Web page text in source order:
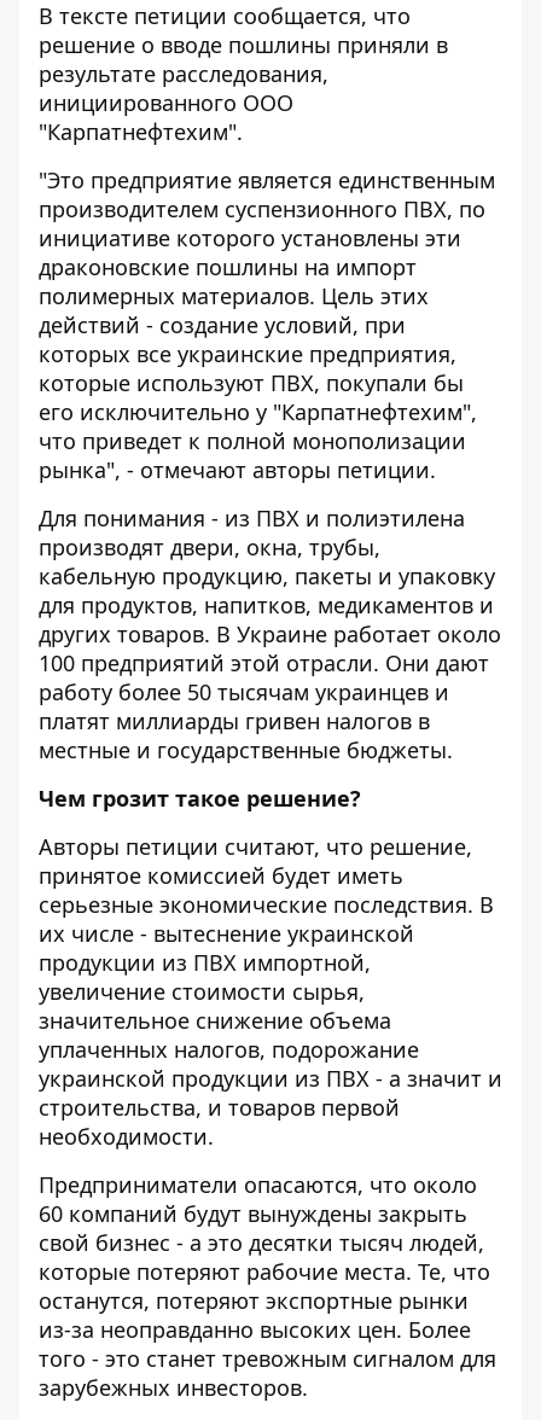
В тексте петиции сообщается, что
решение о вводе пошлины приняли в
результате расследования,
инициированного ООО
"Карпатнефтехим".
"Это предприятие является единственным
производителем суспензионного ПВХ, по
инициативе которого установлены эти
драконовские пошлины на импорт
полимерных материалов. Цель этих
действий - создание условий, при
которых все украинские предприятия,
которые используют ПВХ, покупали бы
его исключительно у "Карпатнефтехим",
что приведет к полной монополизации
рынка", - отмечают авторы петиции.
Для понимания - из ПВХ и полиэтилена
производят двери, окна, трубы,
кабельную продукцию, пакеты и упаковку
для продуктов, напитков, медикаментов и
других товаров. В Украине работает около
100 предприятий этой отрасли. Они дают
работу более 50 тысячам украинцев и
платят миллиарды гривен налогов в
местные и государственные бюджеты.
Чем грозит такое решение?
Авторы петиции считают, что решение,
принятое комиссией будет иметь
серьезные экономические последствия. В
их числе - вытеснение украинской
продукции из ПВХ импортной,
увеличение стоимости сырья,
значительное снижение объема
уплаченных налогов, подорожание
украинской продукции из ПВХ - а значит и
строительства, и товаров первой
необходимости.
Предприниматели опасаются, что около
60 компаний будут вынуждены закрыть
свой бизнес - а это десятки тысяч людей,
которые потеряют рабочие места. Те, что
останутся, потеряют экспортные рынки
из-за неоправданно высоких цен. Более
того - это станет тревожным сигналом для
зарубежных инвесторов.